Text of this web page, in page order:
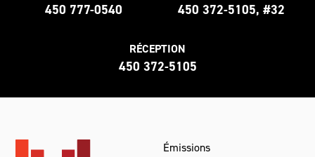
450 777-0540 450 372-5105, #32
RÉCEPTION
450 372-5105
Émissions